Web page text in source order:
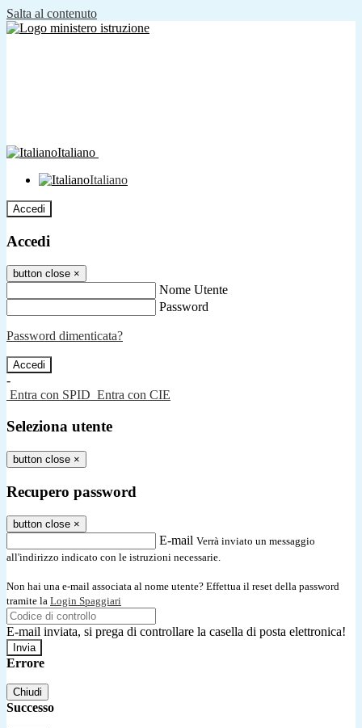
Salta al contenuto
Italiano
Italiano
Accedi
Accedi
button close ×
Nome Utente
Password
Password dimenticata?
-
Entra con SPID Entra con CIE
Seleziona utente
button close ×
Recupero password
button close ×
E-mail Verrà inviato un messaggio
all'indirizzo indicato con le istruzioni necessarie.
Non hai una e-mail associata al nome utente? Effettua il reset della password
tramite la Login Spaggiari
E-mail inviata, si prega di controllare la casella di posta elettronica!
Errore
Chiudi
Successo